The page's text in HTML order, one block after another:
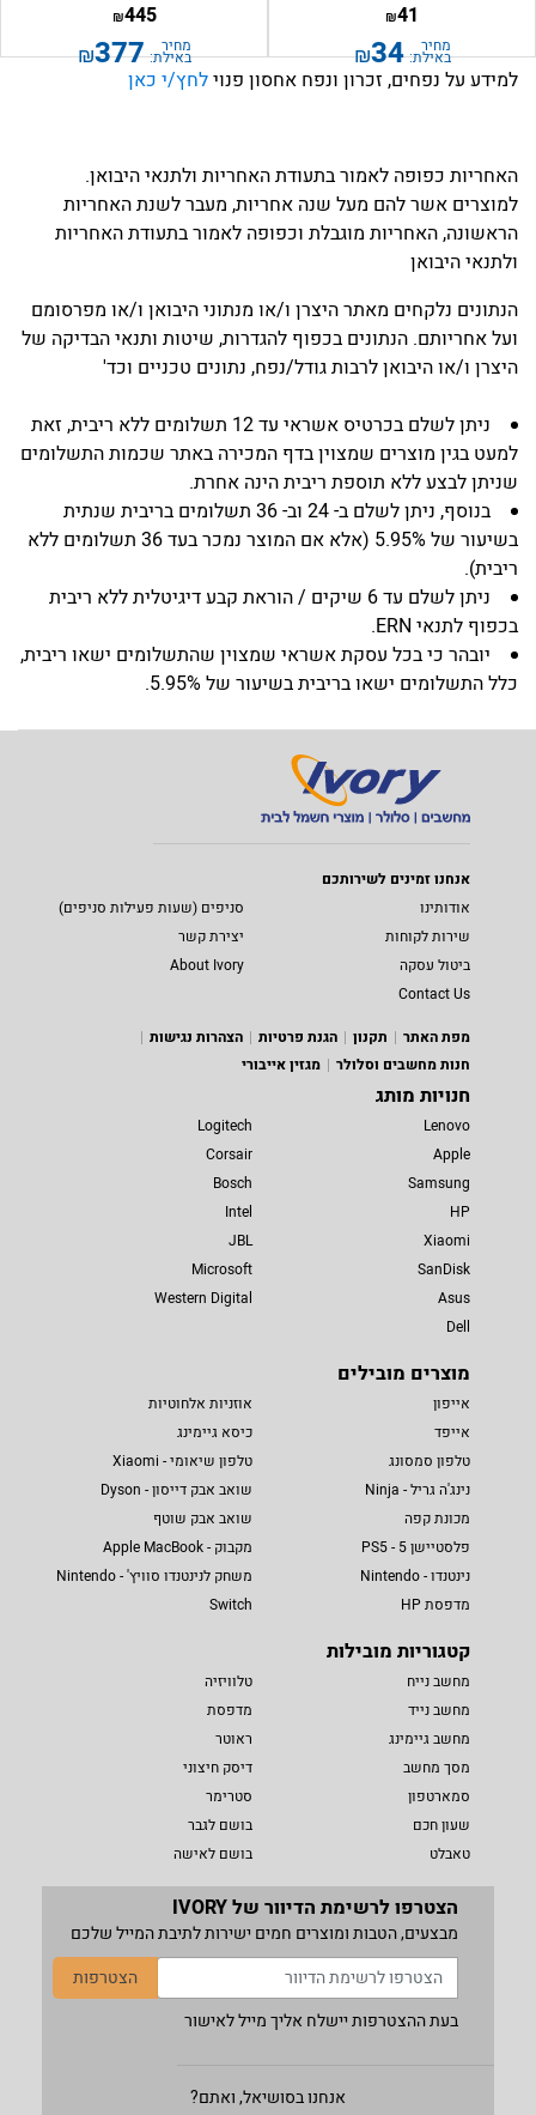
41
₪
מחיר
באילת: 34
₪
445
₪
מחיר
באילת: 377
₪
למידע על נפחים, זכרון ונפח אחסון פנוילחץ/י כאן
האחריות כפופה לאמור בתעודת האחריות ולתנאי היבואן.
למוצרים אשר להם מעל שנה אחריות, מעבר לשנת האחריות
הראשונה, האחריות מוגבלת וכפופה לאמור בתעודת האחריות
ולתנאי היבואן
הנתונים נלקחים מאתר היצרן ו/או מנתוני היבואן ו/או מפרסומם
ועל אחריותם. הנתונים בכפוף להגדרות, שיטות ותנאי הבדיקה של
היצרן ו/או היבואן לרבות גודל/נפח, נתונים טכניים וכד'
ניתן לשלם בכרטיס אשראי עד 12 תשלומים ללא ריבית, זאת
למעט בגין מוצרים שמצוין בדף המכירה באתר שכמות התשלומים
שניתן לבצע ללא תוספת ריבית הינה אחרת.
בנוסף, ניתן לשלם ב- 24 וב- 36 תשלומים בריבית שנתית
בשיעור של 5.95% (אלא אם המוצר נמכר בעד 36 תשלומים ללא
ריבית).
ניתן לשלם עד 6 שיקים / הוראת קבע דיגיטלית ללא ריבית
בכפוף לתנאי ERN.
יובהר כי בכל עסקת אשראי שמצוין שהתשלומים ישאו ריבית,
כלל התשלומים ישאו בריבית בשיעור של 5.95%.
אנחנו זמינים לשירותכם
אודותינו
סניפים (שעות פעילות סניפים)
שירות לקוחות
יצירת קשר
ביטול עסקה
About Ivory
Contact Us
מפת האתר
תקנון הגנת פרטיות
הצהרות נגישות
חנות מחשבים וסלולר
מגזין אייבורי
חנויות מותג
Lenovo
Apple
Samsung
HP
Xiaomi
SanDisk
Asus
Dell
Logitech
Corsair
Bosch
Intel
JBL
Microsoft
Western Digital
מוצרים מובילים
אייפון
אייפד
טלפון סמסונג
נינג'ה גריל - Ninja
מכונת קפה
פלסטיישן 5 - PS5
נינטנדו - Nintendo
מדפסת HP
אוזניות אלחוטיות
כיסא גיימינג
טלפון שיאומי - Xiaomi
שואב אבק דייסון - Dyson
שואב אבק שוטף
מקבוק - Apple MacBook
משחק לנינטנדו סוויץ' - Nintendo
Switch
קטגוריות מובילות
מחשב נייח
מחשב נייד
מחשב גיימינג
מסך מחשב
סמארטפון
שעון חכם
טאבלט
טלוויזיה
מדפסת
ראוטר
דיסק חיצוני
סטרימר
בושם לגבר
בושם לאישה
הצטרפו לרשימת הדיוור של IVORY
מבצעים, הטבות ומוצרים חמים ישירות לתיבת המייל שלכם
הצטרפות
בעת ההצטרפות יישלח אליך מייל לאישור
אנחנו בסושיאל, ואתם?